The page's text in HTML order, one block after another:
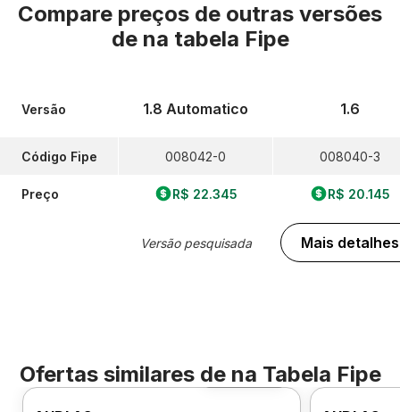
Compare preços de outras versões
de na tabela Fipe
Versão
Código Fipe
Preço
1.8 Automatico
008042-0
R$ 22.345
Versão pesquisada
1.6
008040-3
R$ 20.145
Mais detalhes
Ofertas similares de na Tabela Fipe
Foto 360º